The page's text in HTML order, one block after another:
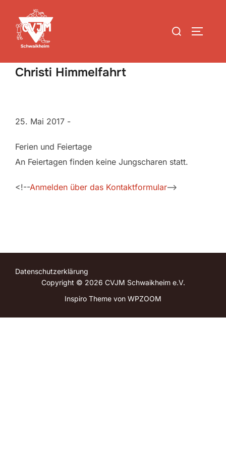
Inhalt
springen
Suchen
Christi Himmelfahrt
25. Mai 2017 -
Ferien und Feiertage
An Feiertagen finden keine Jungscharen statt.
<!--Anmelden über das Kontaktformular-->
Datenschutzerklärung
Copyright © 2026 CVJM Schwaikheim e.V.
Inspiro Theme von WPZOOM